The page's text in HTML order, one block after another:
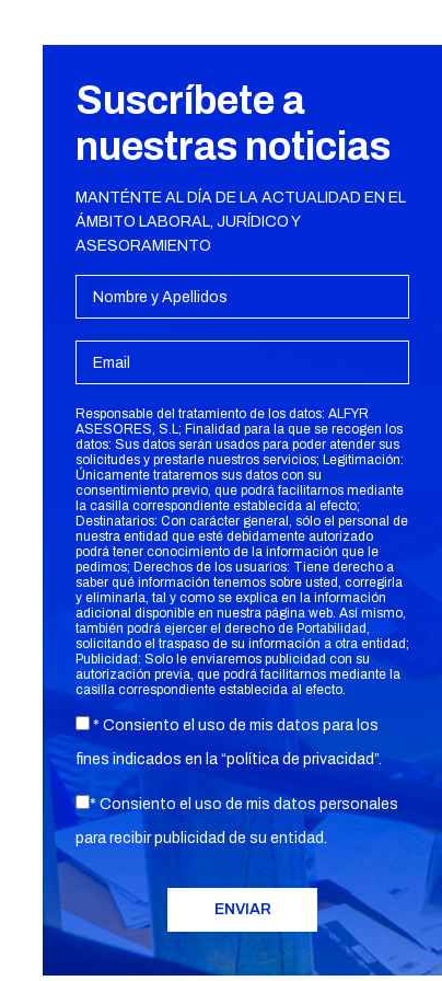
Suscríbete a
nuestras noticias
MANTÉNTE AL DÍA DE LA ACTUALIDAD EN EL
ÁMBITO LABORAL, JURÍDICO Y
ASESORAMIENTO
Responsable del tratamiento de los datos: ALFYR
ASESORES, S.L; Finalidad para la que se recogen los
datos: Sus datos serán usados para poder atender sus
solicitudes y prestarle nuestros servicios; Legitimación:
Únicamente trataremos sus datos con su
consentimiento previo, que podrá facilitarnos mediante
la casilla correspondiente establecida al efecto;
Destinatarios: Con carácter general, sólo el personal de
nuestra entidad que esté debidamente autorizado
podrá tener conocimiento de la información que le
pedimos; Derechos de los usuarios: Tiene derecho a
saber qué información tenemos sobre usted, corregirla
y eliminarla, tal y como se explica en la información
adicional disponible en nuestra página web. Así mismo,
también podrá ejercer el derecho de Portabilidad,
solicitando el traspaso de su información a otra entidad;
Publicidad: Solo le enviaremos publicidad con su
autorización previa, que podrá facilitarnos mediante la
casilla correspondiente establecida al efecto.
* Consiento el uso de mis datos para los
fines indicados en la “política de privacidad”.
* Consiento el uso de mis datos personales
para recibir publicidad de su entidad.